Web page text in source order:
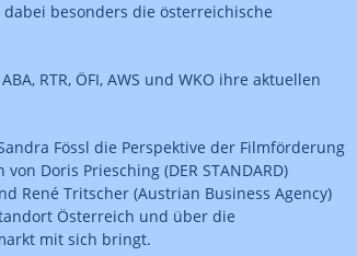
besonders die österreichische
RTR, ÖFI, AWS und WKO ihre aktuellen
Fössl die Perspektive der Filmförderung
Doris Priesching (DER STANDARD)
René Tritscher (Austrian Business Agency)
Österreich und über die
mit sich bringt.